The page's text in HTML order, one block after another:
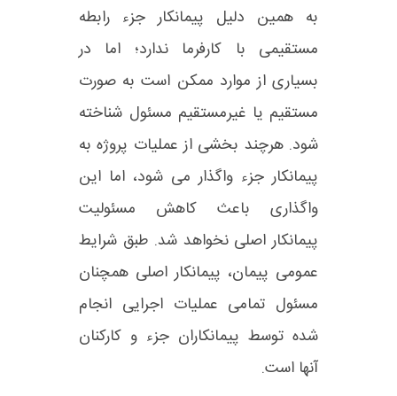
به همین دلیل پیمانکار جزء رابطه
مستقیمی با کارفرما ندارد؛ اما در
بسیاری از موارد ممکن است به‌ صورت
مستقیم یا غیرمستقیم مسئول شناخته
شود. هرچند بخشی از عملیات پروژه به
پیمانکار جزء واگذار می‌ شود، اما این
واگذاری باعث کاهش مسئولیت
پیمانکار اصلی نخواهد شد. طبق شرایط
عمومی پیمان، پیمانکار اصلی همچنان
مسئول تمامی عملیات اجرایی انجام‌
شده توسط پیمانکاران جزء و کارکنان
آنها است.